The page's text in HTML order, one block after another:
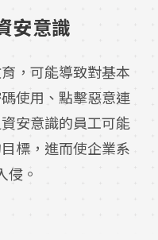
安意識
，可能導致對基本
使用、點擊惡意連
安意識的員工可能
標，進而使企業系
侵。